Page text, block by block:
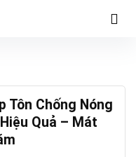
Tôn Chống Nóng
Quả – Mát